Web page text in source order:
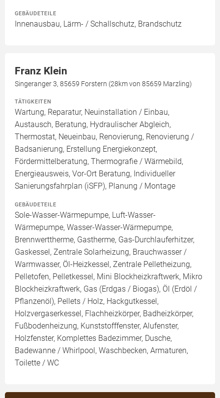
GEBÄUDETEILE
Innenausbau, Lärm- / Schallschutz, Brandschutz
Franz Klein
Singeranger 3, 85659 Forstern (28km von 85659 Marzling)
TÄTIGKEITEN
Wartung, Reparatur, Neuinstallation / Einbau,
Austausch, Beratung, Hydraulischer Abgleich,
Thermostat, Neueinbau, Renovierung, Renovierung /
Badsanierung, Erstellung Energiekonzept,
Fördermittelberatung, Thermografie / Wärmebild,
Energieausweis, Vor-Ort Beratung, Individueller
Sanierungsfahrplan (iSFP), Planung / Montage
GEBÄUDETEILE
Sole-Wasser-Wärmepumpe, Luft-Wasser-
Wärmepumpe, Wasser-Wasser-Wärmepumpe,
Brennwerttherme, Gastherme, Gas-Durchlauferhitzer,
Gaskessel, Zentrale Solarheizung, Brauchwasser /
Warmwasser, Öl-Heizkessel, Zentrale Pelletheizung,
Pelletofen, Pelletkessel, Mini Blockheizkraftwerk, Mikro
Blockheizkraftwerk, Gas (Erdgas / Biogas), Öl (Erdöl /
Pflanzenöl), Pellets / Holz, Hackgutkessel,
Holzvergaserkessel, Flachheizkörper, Badheizkörper,
Fußbodenheizung, Kunststofffenster, Alufenster,
Holzfenster, Komplettes Badezimmer, Dusche,
Badewanne / Whirlpool, Waschbecken, Armaturen,
Toilette / WC